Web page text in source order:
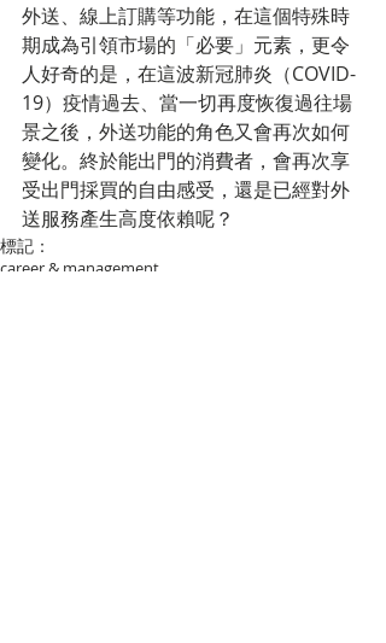
外送、線上訂購等功能，在這個特殊時
期成為引領市場的「必要」元素，更令
人好奇的是，在這波新冠肺炎（COVID-
19）疫情過去、當一切再度恢復過往場
景之後，外送功能的角色又會再次如何
變化。終於能出門的消費者，會再次享
受出門採買的自由感受，還是已經對外
送服務產生高度依賴呢？
標記：
career & management